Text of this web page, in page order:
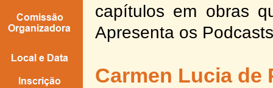
capítulos em obras
Apresenta os
Carmen Lucia de